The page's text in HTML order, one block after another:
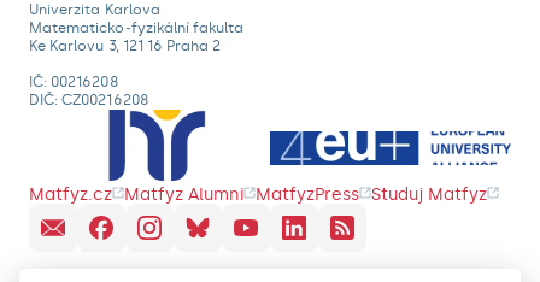
Univerzita Karlova
Matematicko-fyzikální fakulta
Ke Karlovu 3, 121 16 Praha 2
IČ: 00216208
DIČ: CZ00216208
Matfyz.cz Matfyz Alumni MatfyzPress Studuj Matfyz